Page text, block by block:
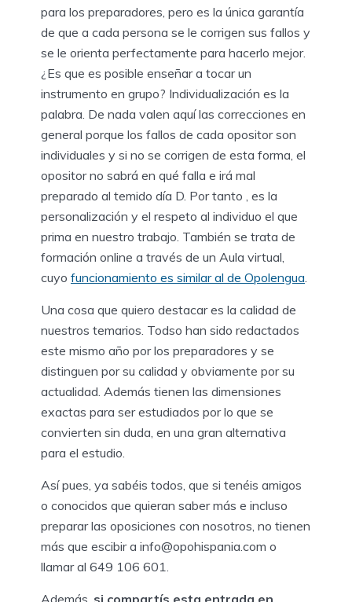
para los preparadores, pero es la única garantía
de que a cada persona se le corrigen sus fallos y
se le orienta perfectamente para hacerlo mejor.
¿Es que es posible enseñar a tocar un
instrumento en grupo? Individualización es la
palabra. De nada valen aquí las correcciones en
general porque los fallos de cada opositor son
individuales y si no se corrigen de esta forma, el
opositor no sabrá en qué falla e irá mal
preparado al temido día D. Por tanto , es la
personalización y el respeto al individuo el que
prima en nuestro trabajo. También se trata de
formación online a través de un Aula virtual,
cuyo funcionamiento es similar al de Opolengua
Una cosa que quiero destacar es la calidad de
nuestros temarios. Todso han sido redactados
este mismo año por los preparadores y se
distinguen por su calidad y obviamente por su
actualidad. Además tienen las dimensiones
exactas para ser estudiados por lo que se
convierten sin duda, en una gran alternativa
para el estudio.
Así pues, ya sabéis todos, que si tenéis amigos
o conocidos que quieran saber más e incluso
preparar las oposiciones con nosotros, no tienen
más que escibir a info@opohispania.com o
llamar al 649 106 601.
Además, si compartís esta entrada en